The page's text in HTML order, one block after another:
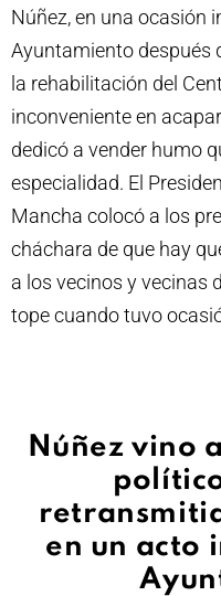
Núñez, en una ocasión
Ayuntamiento después
la rehabilitación del
inconveniente en
dedicó a vender humo
especialidad. El
Mancha colocó a los
cháchara de que hay
a los vecinos y vecinas
tope cuando tuvo
Núñez vino
en un acto